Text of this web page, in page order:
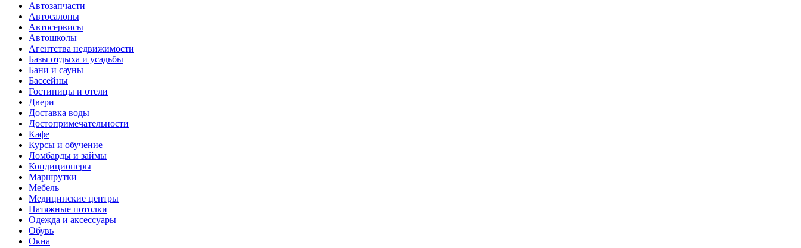
Автозапчасти
Автосалоны
Автосервисы
Автошколы
Агентства недвижимости
Базы отдыха и усадьбы
Бани и сауны
Бассейны
Гостиницы и отели
Двери
Доставка воды
Достопримечательности
Кафе
Курсы и обучение
Ломбарды и займы
Кондиционеры
Маршрутки
Мебель
Медицинские центры
Натяжные потолки
Одежда и аксессуары
Обувь
Окна